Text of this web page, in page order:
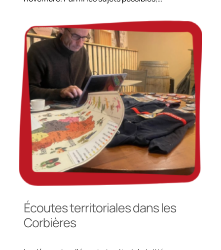
Écoutes territoriales dans les
Corbières